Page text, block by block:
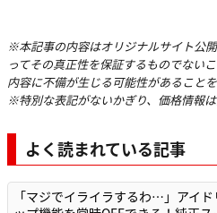
※本記事の内容はオリジナルサイト公
ってその真正性を保証するものでない
内容に不備が生じる可能性があること
※特別な表記がないかぎり、価格情報は
よく読まれている記事
「マジでイライラするわ…」アイ